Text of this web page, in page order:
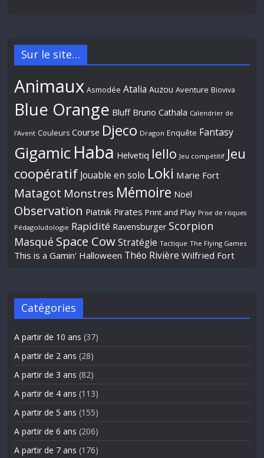
Sur le site…
Animaux Asmodée Atalia Auzou Aventure Bioviva
Blue Orange Bluff Bruno Cathala Calendrier de
l'Avent Couleurs Course Djeco Dragon Enquête Fantasy
Gigamic Haba Helvetiq Iello Jeu compétitif Jeu
coopératif Jouable en solo Loki Marie Fort
Matagot Monstres Mémoire Noël
Observation Piatnik Pirates Print and Play Prise de risques
Pédagoludologie Rapidité Ravensburger Scorpion
Masqué Space Cow Stratégie Tactique The Flying Games
This is a Gamin' Halloween Théo Rivière Wilfried Fort
Catégories
A partir de 10 ans (37)
A partir de 2 ans (28)
A partir de 3 ans (82)
A partir de 4 ans (113)
A partir de 5 ans (155)
A partir de 6 ans (206)
A partir de 7 ans (176)